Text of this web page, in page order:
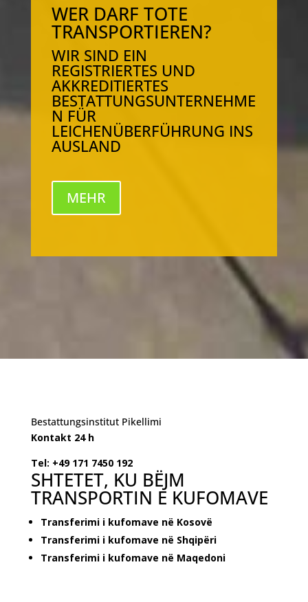
WER DARF TOTE
TRANSPORTIEREN?
WIR SIND EIN
REGISTRIERTES UND
AKKREDITIERTES
BESTATTUNGSUNTERNEHME
N FÜR
LEICHENÜBERFÜHRUNG INS
AUSLAND
MEHR
Bestattungsinstitut Pikellimi
Kontakt 24 h
Tel: +49 171 7450 192
SHTETET, KU BËJM
TRANSPORTIN E KUFOMAVE
Transferimi i kufomave në Kosovë
Transferimi i kufomave në Shqipëri
Transferimi i kufomave në Maqedoni